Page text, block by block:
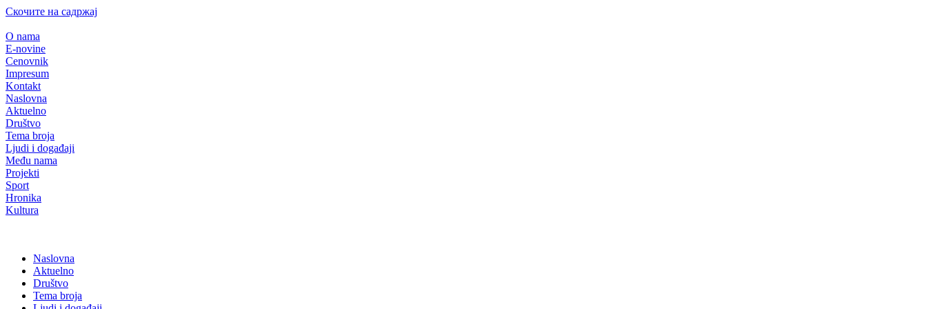
Скочите на садржај
O nama
E-novine
Cenovnik
Impresum
Kontakt
Naslovna
Aktuelno
Društvo
Tema broja
Ljudi i događaji
Među nama
Projekti
Sport
Hronika
Kultura
Naslovna
Aktuelno
Društvo
Tema broja